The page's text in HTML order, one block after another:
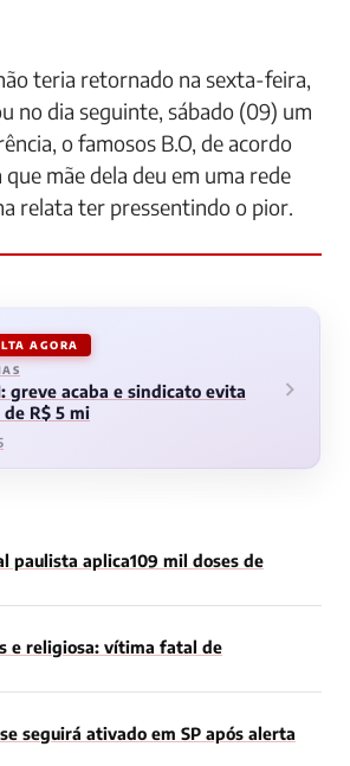
teria retornado na sexta-feira,
no dia seguinte, sábado (09) um
o famosos B.O, de acordo
mãe dela deu em uma rede
relata ter pressentindo o pior.
AGORA
greve acaba e sindicato evita
R$ 5 mi
paulista aplica109 mil doses de
e religiosa: vítima fatal de
seguirá ativado em SP após alerta